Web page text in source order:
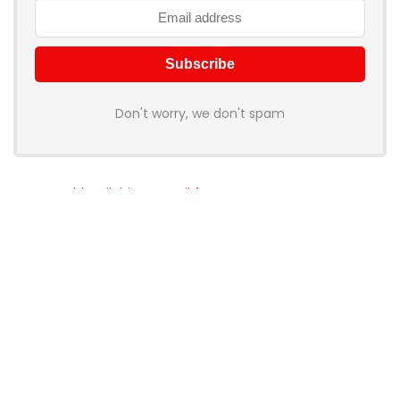
Don't worry, we don't spam
How to add Mailchimp email form to post or page